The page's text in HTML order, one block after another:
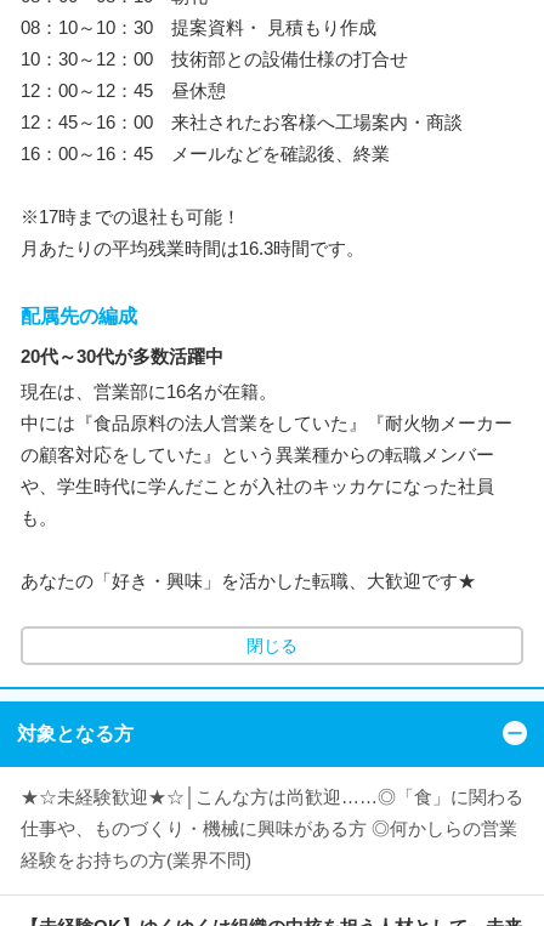
08：10～10：30 提案資料・ 見積もり作成
10：30～12：00 技術部との設備仕様の打合せ
12：00～12：45 昼休憩
12：45～16：00 来社されたお客様へ工場案内・商談
16：00～16：45 メールなどを確認後、終業
※17時までの退社も可能！
月あたりの平均残業時間は16.3時間です。
配属先の編成
20代～30代が多数活躍中
現在は、営業部に16名が在籍。
中には『食品原料の法人営業をしていた』『耐火物メーカー
の顧客対応をしていた』という異業種からの転職メンバー
や、学生時代に学んだことが入社のキッカケになった社員
も。
あなたの「好き・興味」を活かした転職、大歓迎です★
閉じる
対象となる方
★☆未経験歓迎★☆│こんな方は尚歓迎……◎「食」に関わる
仕事や、ものづくり・機械に興味がある方 ◎何かしらの営業
経験をお持ちの方(業界不問)